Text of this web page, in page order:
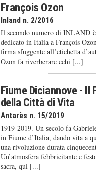
François Ozon
Inland n. 2/2016
Il secondo numero di INLAND
dedicato in Italia a François
firma sfuggente all’etichetta
Ozon fa riverberare echi [...]
Fiume Diciannove - Il
della Città di Vita
Antarès n. 15/2019
1919-2019. Un secolo fa
in Fiume d’Italia, dando vita a
una rivoluzione durata
Un’atmosfera febbricitante e
sacra, qui [...]